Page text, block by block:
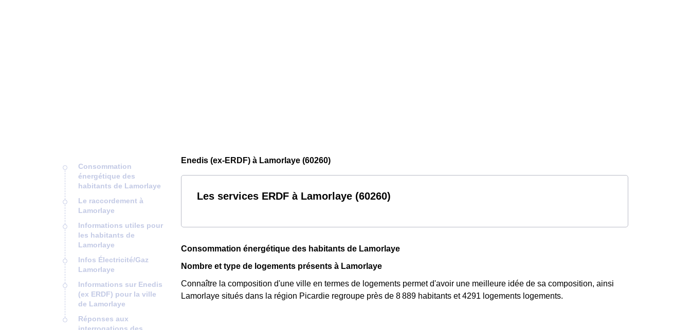
Consommation
énergétique des
habitants de Lamorlaye
Le raccordement à
Lamorlaye
Informations utiles pour
les habitants de
Lamorlaye
Infos Électricité/Gaz
Lamorlaye
Informations sur Enedis
(ex ERDF) pour la ville
de Lamorlaye
Réponses aux
Enedis (ex-ERDF) à Lamorlaye (60260)
Les services ERDF à Lamorlaye (60260)
Consommation énergétique des habitants de Lamorlaye
Nombre et type de logements présents à Lamorlaye
Connaître la composition d'une ville en termes de logements permet d'avoir une meilleure idée de sa composition, ainsi
Lamorlaye situés dans la région Picardie regroupe près de 8 889 habitants et 4291 logements logements.